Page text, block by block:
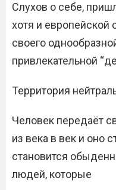
Слухов о себе,
хотя и европейской
своего
привлекательной
Территория
Человек передаёт
из века в век и оно
становится
людей, которые